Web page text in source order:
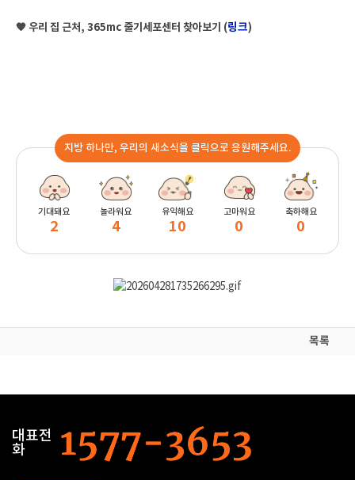
🧡 우리 집 근처, 365mc 줄기세포센터 찾아보기 (링크)
지방 하나만, 우리의 새소식을 클릭으로 응원해주세요.
기대돼요
2
놀라워요
4
유익해요
10
고마워요
0
축하해요
0
목록
대표전
화